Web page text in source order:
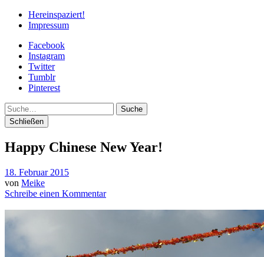
Hereinspaziert!
Impressum
Facebook
Instagram
Twitter
Tumblr
Pinterest
Suche
Schließen
Happy Chinese New Year!
18. Februar 2015
von Meike
Schreibe einen Kommentar